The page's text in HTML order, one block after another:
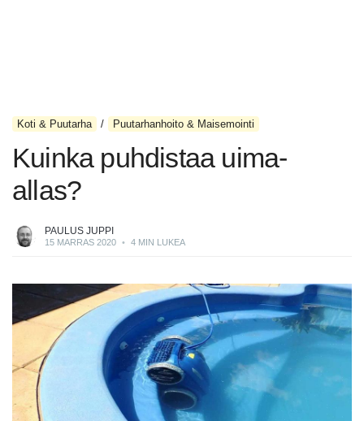
Koti & Puutarha Puutarhanhoito & Maisemointi
Kuinka puhdistaa uima-
allas?
PAULUS JUPPI
15 MARRAS 2020 • 4 MIN LUKEA